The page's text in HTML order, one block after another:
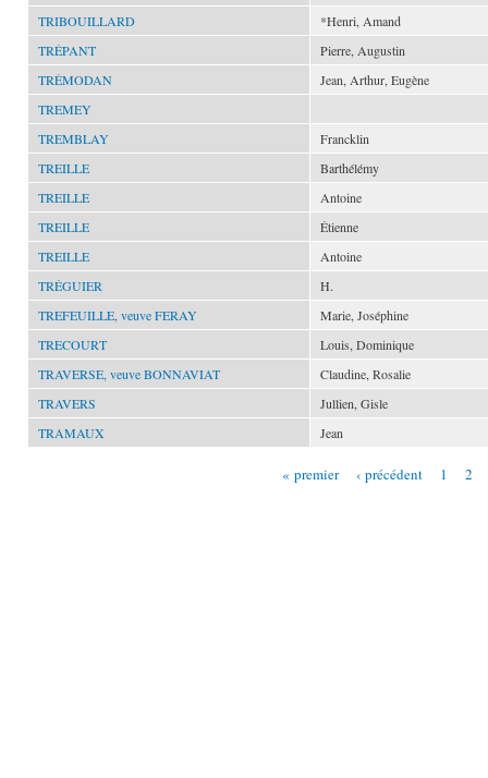
TRIBOUILLARD
*Henri, Amand
TRÉPANT
Pierre, Augustin
TRÉMODAN
Jean, Arthur, Eugène
TREMEY
TREMBLAY
Francklin
TREILLE
Barthélémy
TREILLE
Antoine
TREILLE
Étienne
TREILLE
Antoine
TRÉGUIER
H.
TREFEUILLE, veuve FERAY
Marie, Joséphine
TRECOURT
Louis, Dominique
TRAVERSE, veuve BONNAVIAT
Claudine, Rosalie
TRAVERS
Jullien, Gisle
TRAMAUX
Jean
« premier ‹ précédent 1 2